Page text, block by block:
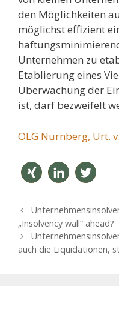
den Möglichkeiten
möglichst effizient
Unternehmen zu
Etablierung eines
Überwachung der
ist, darf bezweifelt
OLG Nürnberg, Urt.
B
e
t
„Insolvency wall“ ahead?
auch die Liquidationen,